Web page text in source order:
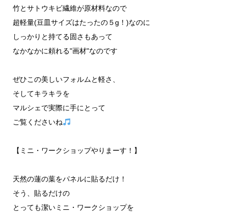
竹とサトウキビ繊維が原材料なので
超軽量(豆皿サイズはたったの５g！)なのに
しっかりと持てる固さもあって
なかなかに頼れる"画材"なのです
ぜひこの美しいフォルムと軽さ、
そしてキラキラを
マルシェで実際に手にとって
ご覧くださいね
【ミニ・ワークショップやりまーす！】
天然の蓮の葉をパネルに貼るだけ！
そう、貼るだけの
とっても潔いミニ・ワークショップを